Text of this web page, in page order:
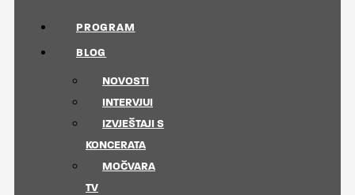
PROGRAM
BLOG
NOVOSTI
INTERVJUI
IZVJEŠTAJI S
KONCERATA
MOČVARA
TV